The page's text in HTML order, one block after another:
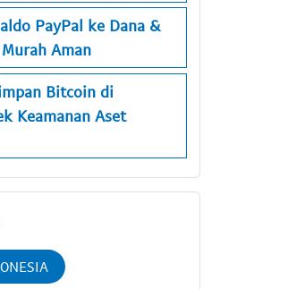
PayPal ke Dana &
Aman
Bitcoin di
Keamanan Aset